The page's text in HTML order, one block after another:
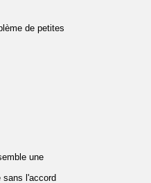
de petites
une
sans l'accord